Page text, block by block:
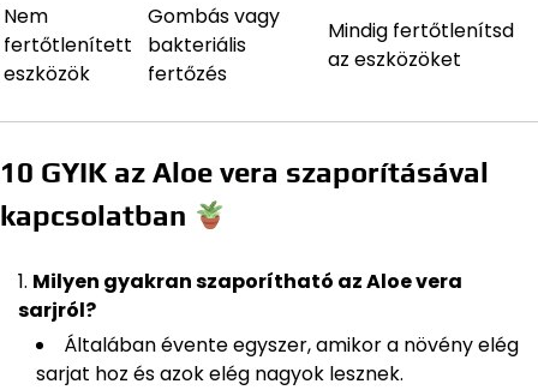
Nem
fertőtlenített
eszközök
Gombás vagy
bakteriális
fertőzés
Mindig fertőtlenítsd
az eszközöket
10 GYIK az Aloe vera szaporításával
kapcsolatban
Milyen gyakran szaporítható az Aloe vera
sarjról?
Általában évente egyszer, amikor a növény elég
sarjat hoz és azok elég nagyok lesznek.